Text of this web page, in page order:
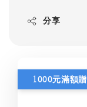
分享
1000元滿額贈